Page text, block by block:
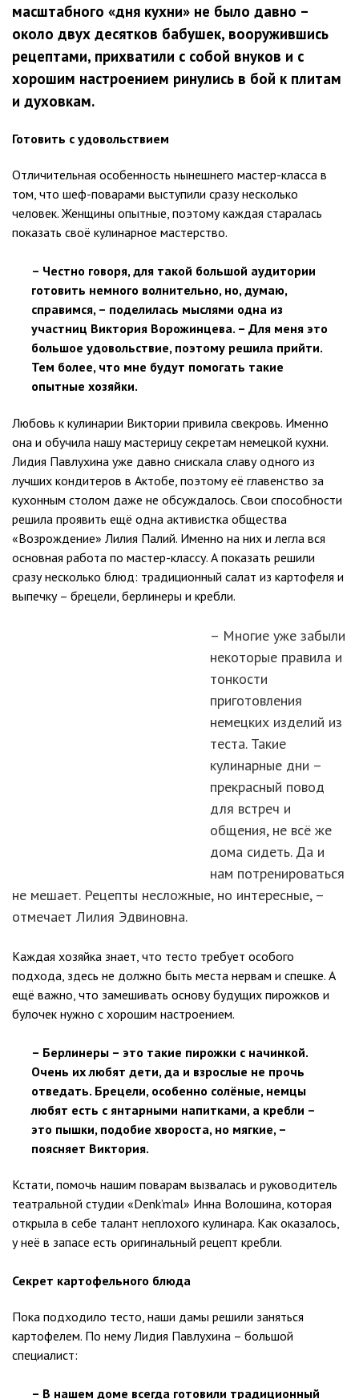
масштабного «дня кухни» не было давно –
около двух десятков бабушек, вооружившись
рецептами, прихватили с собой внуков и с
хорошим настроением ринулись в бой к плитам
и духовкам.
Готовить с удовольствием
Отличительная особенность нынешнего мастер-класса в
том, что шеф-поварами выступили сразу несколько
человек. Женщины опытные, поэтому каждая старалась
показать своё кулинарное мастерство.
– Честно говоря, для такой большой аудитории
готовить немного волнительно, но, думаю,
справимся, – поделилась мыслями одна из
участниц Виктория Ворожинцева. – Для меня это
большое удовольствие, поэтому решила прийти.
Тем более, что мне будут помогать такие
опытные хозяйки.
Любовь к кулинарии Виктории привила свекровь. Именно
она и обучила нашу мастерицу секретам немецкой кухни.
Лидия Павлухина уже давно снискала славу одного из
лучших кондитеров в Актобе, поэтому её главенство за
кухонным столом даже не обсуждалось. Свои способности
решила проявить ещё одна активистка общества
«Возрождение» Лилия Палий. Именно на них и легла вся
основная работа по мастер-классу. А показать решили
сразу несколько блюд: традиционный салат из картофеля и
выпечку – брецели, берлинеры и кребли.
– Многие уже забыли
некоторые правила и
тонкости
приготовления
немецких изделий из
теста. Такие
кулинарные дни –
прекрасный повод
для встреч и
общения, не всё же
дома сидеть. Да и
нам потренироваться
не мешает. Рецепты несложные, но интересные, –
отмечает Лилия Эдвиновна.
Каждая хозяйка знает, что тесто требует особого
подхода, здесь не должно быть места нервам и спешке. А
ещё важно, что замешивать основу будущих пирожков и
булочек нужно с хорошим настроением.
– Берлинеры – это такие пирожки с начинкой.
Очень их любят дети, да и взрослые не прочь
отведать. Брецели, особенно солёные, немцы
любят есть с янтарными напитками, а кребли –
это пышки, подобие хвороста, но мягкие, –
поясняет Виктория.
Кстати, помочь нашим поварам вызвалась и руководитель
театральной студии «Denk’mal» Инна Волошина, которая
открыла в себе талант неплохого кулинара. Как оказалось,
у неё в запасе есть оригинальный рецепт кребли.
Секрет картофельного блюда
Пока подходило тесто, наши дамы решили заняться
картофелем. По нему Лидия Павлухина – большой
специалист:
– В нашем доме всегда готовили традиционный